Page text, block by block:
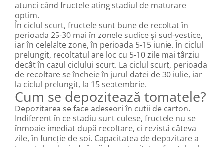
atunci când fructele ating stadiul de maturare
optim.
În ciclul scurt, fructele sunt bune de recoltat în
perioada 25-30 mai în zonele sudice și sud-vestice,
iar în celelalte zone, în perioada 5-15 iunie. În ciclul
prelungit, recoltatul are loc cu 5-10 zile mai târziu
decât în cazul ciclului scurt. La ciclul scurt, perioada
de recoltare se încheie în jurul datei de 30 iulie, iar
la ciclul prelungit, la 15 septembrie.
Cum se depozitează tomatele?
Depozitarea se face adeseori în cutii de carton.
Indiferent în ce stadiu sunt culese, fructele nu se
înmoaie imediat după recoltare, ci rezistă câteva
zile, în funcție de soi. Capacitatea de depozitare a